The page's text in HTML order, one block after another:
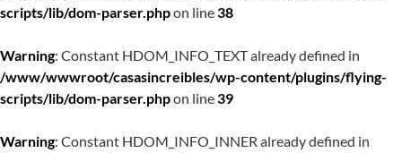
scripts/lib/dom-parser.phpon line38
Warning: Constant HDOM_INFO_TEXT already defined in
/www/wwwroot/casasincreibles/wp-content/plugins/flying-
scripts/lib/dom-parser.phpon line39
Warning: Constant HDOM_INFO_INNER already defined in